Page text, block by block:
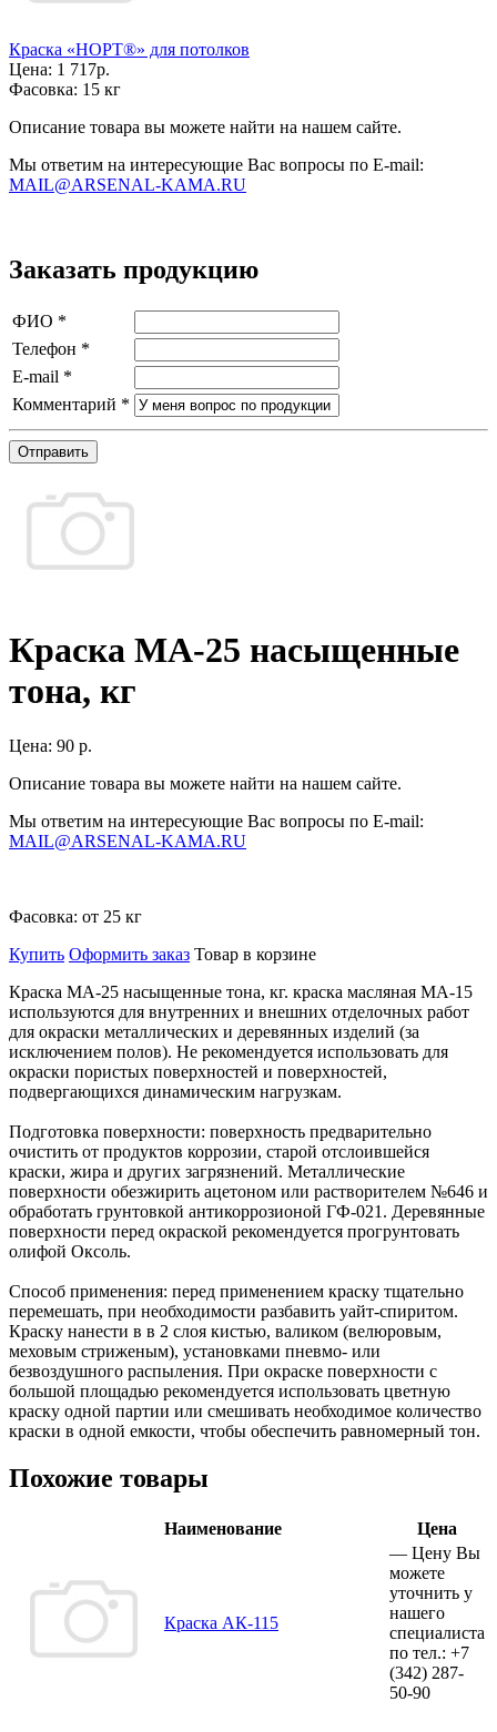
Краска «НОРТ®» для потолков
Цена: 1 717р.
Фасовка: 15 кг
Описание товара вы можете найти на нашем сайте.
Мы ответим на интересующие Вас вопросы по E-mail:
MAIL@ARSENAL-KAMA.RU
Заказать продукцию
ФИО *
Телефон *
E-mail *
Комментарий *
Отправить
Краска МА-25 насыщенные
тона, кг
Цена: 90 р.
Описание товара вы можете найти на нашем сайте.
Мы ответим на интересующие Вас вопросы по E-mail:
MAIL@ARSENAL-KAMA.RU
Фасовка: от 25 кг
Купить Оформить заказ Товар в корзине
Краска МА-25 насыщенные тона, кг. краска масляная МА-15
используются для внутренних и внешних отделочных работ
для окраски металлических и деревянных изделий (за
исключением полов). Не рекомендуется использовать для
окраски пористых поверхностей и поверхностей,
подвергающихся динамическим нагрузкам.
Подготовка поверхности: поверхность предварительно
очистить от продуктов коррозии, старой отслоившейся
краски, жира и других загрязнений. Металлические
поверхности обезжирить ацетоном или растворителем №646 и
обработать грунтовкой антикоррозионой ГФ-021. Деревянные
поверхности перед окраской рекомендуется прогрунтовать
олифой Оксоль.
Способ применения: перед применением краску тщательно
перемешать, при необходимости разбавить уайт-спиритом.
Краску нанести в в 2 слоя кистью, валиком (велюровым,
меховым стриженым), установками пневмо- или
безвоздушного распыления. При окраске поверхности с
большой площадью рекомендуется использовать цветную
краску одной партии или смешивать необходимое количество
краски в одной емкости, чтобы обеспечить равномерный тон.
Похожие товары
Наименование Цена
Краска АК-115
— Цену Вы
можете
уточнить у
нашего
специалиста
по тел.: +7
(342) 287-
50-90